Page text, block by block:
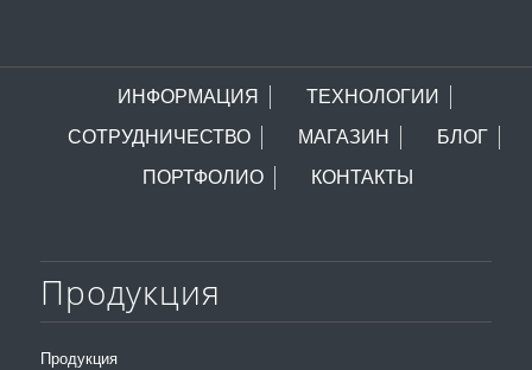
ИНФОРМАЦИЯ
ТЕХНОЛОГИИ
СОТРУДНИЧЕСТВО
МАГАЗИН
БЛОГ
ПОРТФОЛИО
КОНТАКТЫ
Продукция
Продукция